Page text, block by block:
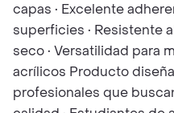
capas • Excelente
superficies • Resistente
seco • Versatilidad para
acrílicos Producto
profesionales que